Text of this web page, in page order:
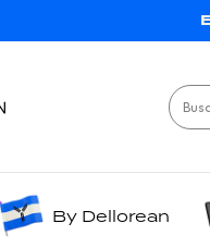
By Dellorean